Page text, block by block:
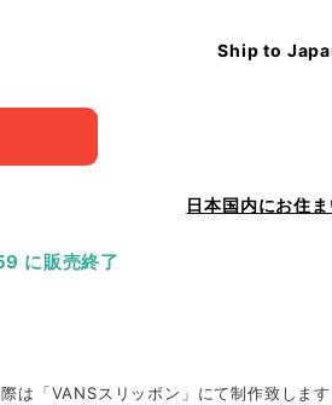
Ship to
日本国内にお住
に販売終了
は「VANSスリッポン」にて制作致します